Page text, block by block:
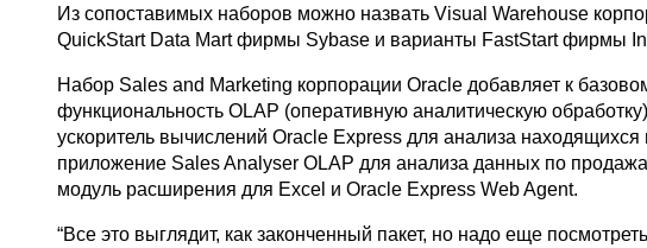
Из сопоставимых наборов можно назвать Visual Warehouse
QuickStart Data Mart фирмы Sybase и варианты FastStart фирмы
Набор Sales and Marketing корпорации Oracle добавляет к
функциональность OLAP (оперативную аналитическую
ускоритель вычислений Oracle Express для анализа
приложение Sales Analyser OLAP для анализа данных по
модуль расширения для Excel и Oracle Express Web Agent.
“Все это выглядит, как законченный пакет, но надо еще